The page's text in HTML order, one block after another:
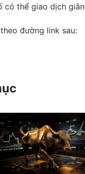
có thể giao dịch
đường link sau: